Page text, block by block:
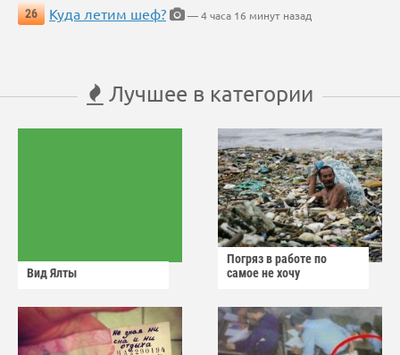
26
Куда летим шеф? — 4 часа 16 минут назад
Лучшее в категории
Вид Ялты
Погряз в работе по
самое не хочу